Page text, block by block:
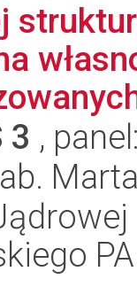
3 ,